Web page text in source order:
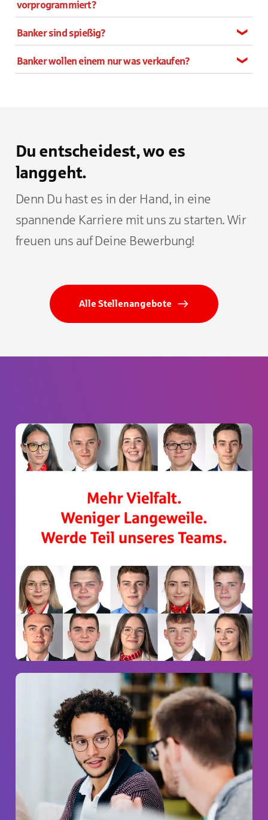
vorprogrammiert?
Banker sind spießig?
Banker wollen einem nur was verkaufen?
Du entscheidest, wo es
langgeht.
Denn Du hast es in der Hand, in eine
spannende Karriere mit uns zu starten. Wir
freuen uns auf Deine Bewerbung!
Alle Stellenangebote